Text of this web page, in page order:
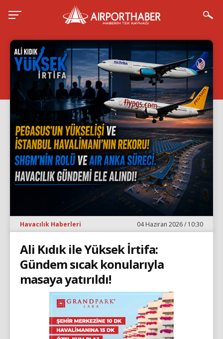
Havacılık Haberleri 04 Haziran 2026 / 10:30
Ali Kıdık ile Yüksek İrtifa:
Gündem sıcak konularıyla
masaya yatırıldı!